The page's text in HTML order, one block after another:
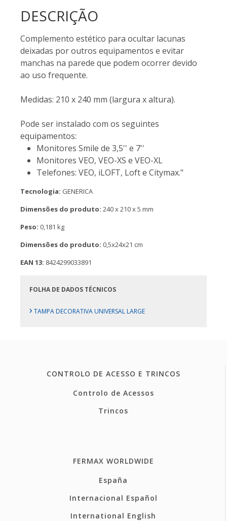
DESCRIÇÃO
Complemento estético para ocultar lacunas
deixadas por outros equipamentos e evitar
manchas na parede que podem ocorrer devido
ao uso frequente.
Medidas: 210 x 240 mm (largura x altura).
Pode ser instalado com os seguintes
equipamentos:
Monitores Smile de 3,5'' e 7''
Monitores VEO, VEO-XS e VEO-XL
Telefones: VEO, iLOFT, Loft e Citymax."
Tecnologia: GENERICA
Dimensões do produto: 240 x 210 x 5 mm
Peso: 0,181 kg
Dimensões do produto: 0,5x24x21 cm
EAN 13: 8424299033891
FOLHA DE DADOS TÉCNICOS
› TAMPA DECORATIVA UNIVERSAL LARGE
CONTROLO DE ACESSO E TRINCOS
Controlo de Acessos
Trincos
FERMAX WORLDWIDE
España
Internacional Español
International English